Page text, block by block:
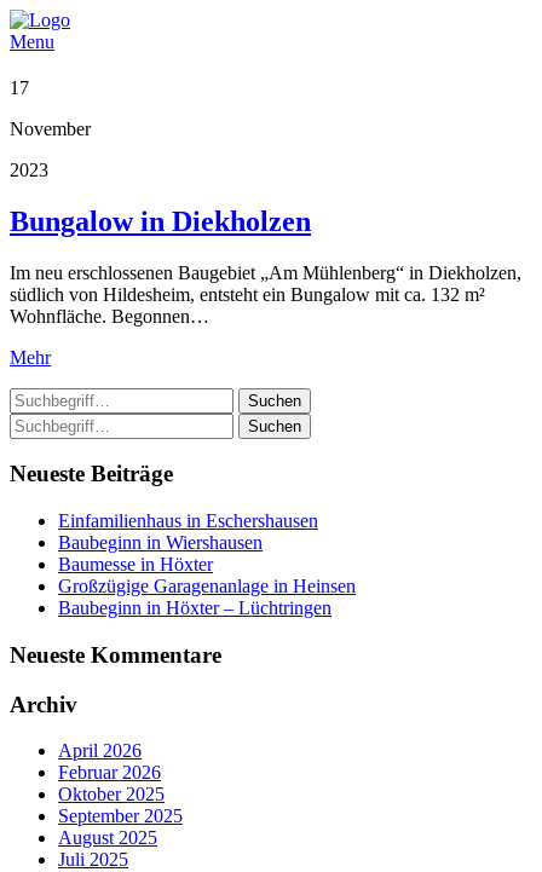
Menu
17
November
2023
Bungalow in Diekholzen
Im neu erschlossenen Baugebiet „Am Mühlenberg“ in Diekholzen,
südlich von Hildesheim, entsteht ein Bungalow mit ca. 132 m²
Wohnfläche. Begonnen…
Mehr
Suchen
Suchen
Neueste Beiträge
Einfamilienhaus in Eschershausen
Baubeginn in Wiershausen
Baumesse in Höxter
Großzügige Garagenanlage in Heinsen
Baubeginn in Höxter – Lüchtringen
Neueste Kommentare
Archiv
April 2026
Februar 2026
Oktober 2025
September 2025
August 2025
Juli 2025